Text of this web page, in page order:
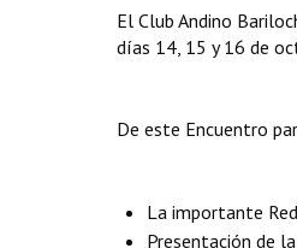
El Club Andino
días 14, 15 y 16 de
De este Encuentro
La importante
Presentación de